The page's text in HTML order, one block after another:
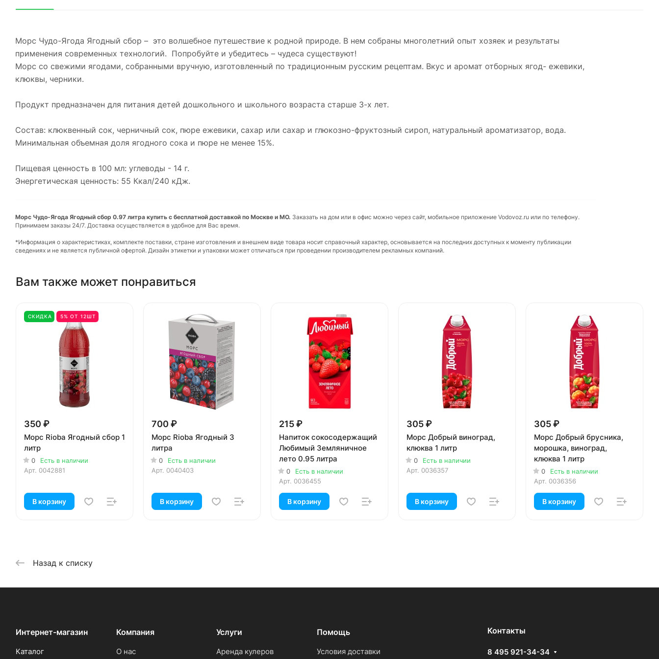
Морс Чудо-Ягода Ягодный сбор – это волшебное путешествие к родной природе. В нем собраны многолетний опыт хозяек и результаты
применения современных технологий. Попробуйте и убедитесь – чудеса существуют!
Морс со свежими ягодами, собранными вручную, изготовленный по традиционным русским рецептам. Вкус и аромат отборных ягод- ежевики,
клюквы, черники.
Продукт предназначен для питания детей дошкольного и школьного возраста старше 3-х лет.
Состав: клюквенный сок, черничный сок, пюре ежевики, сахар или сахар и глюкозно-фруктозный сироп, натуральный ароматизатор, вода.
Минимальная объемная доля ягодного сока и пюре не менее 15%.
Пищевая ценность в 100 мл: углеводы - 14 г.
Энергетическая ценность: 55 Ккал/240 кДж.
Морс Чудо-Ягода Ягодный сбор 0.97 литра купить с бесплатной доставкой по Москве и МО. Заказать на дом или в офис можно через сайт, мобильное приложение Vodovoz.ru или по телефону.
Принимаем заказы 24/7. Доставка осуществляется в удобное для Вас время.
*Информация о характеристиках, комплекте поставки, стране изготовления и внешнем виде товара носит справочный характер, основывается на последних доступных к моменту публикации
сведениях и не является публичной офертой. Дизайн этикетки и упаковки может отличаться при проведении производителем рекламных компаний.
Вам также может понравиться
СКИДКА 5% ОТ 12ШТ
350 ₽
Морс Rioba Ягодный сбор 1
литр
0
Есть в наличии
Арт. 0042881
В корзину
700 ₽
Морс Rioba Ягодный 3
литра
0
Есть в наличии
Арт. 0040403
В корзину
215 ₽
Напиток сокосодержащий
Любимый Земляничное
лето 0.95 литра
0
Есть в наличии
Арт. 0036455
В корзину
305 ₽
Морс Добрый виноград,
клюква 1 литр
0
Есть в наличии
Арт. 0036357
В корзину
305 ₽
Морс Добрый брусника,
морошка, виноград,
клюква 1 литр
0
Есть в наличии
Арт. 0036356
В корзину
Назад к списку
Интернет-магазин
Каталог
Компания
О нас
Услуги
Аренда кулеров
Помощь
Условия доставки
Контакты
8 495 921-34-34